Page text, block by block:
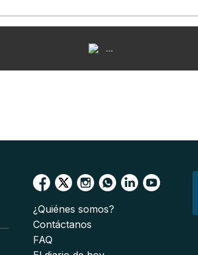
...
¿Quiénes somos?
Contáctanos
FAQ